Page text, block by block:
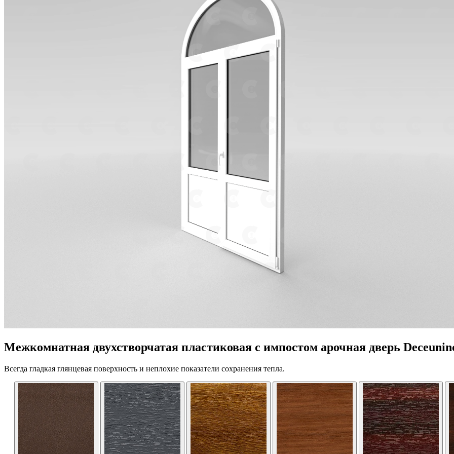
Межкомнатная двухстворчатая пластиковая с импостом арочная дверь
Всегда гладкая глянцевая поверхность и неплохие показатели сохранения тепла.